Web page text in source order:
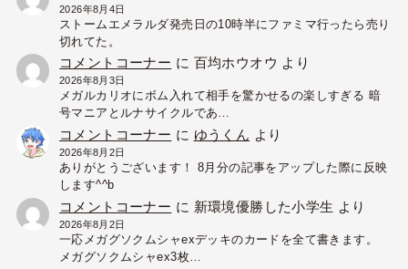
2026年8月4日
ストームエメラルダ発売日の10時半にファミマ行ったら売り
切れてた。
コメントコーナー に 百均ホウオウ より
2026年8月3日
メガルカリオにボム入れて相手を驚かせるの楽しすぎる 暗
号マニアとルナサイクルであ…
コメントコーナー に ゆうくん より
2026年8月2日
ありがとうございます！ 8月分の記事をアップした際に反映
します^^b
コメントコーナー に 新環境優勝した小学生 より
2026年8月2日
一応メガグソクムシャexデッキのカードを全て書きます。
メガグソクムシャex3枚…